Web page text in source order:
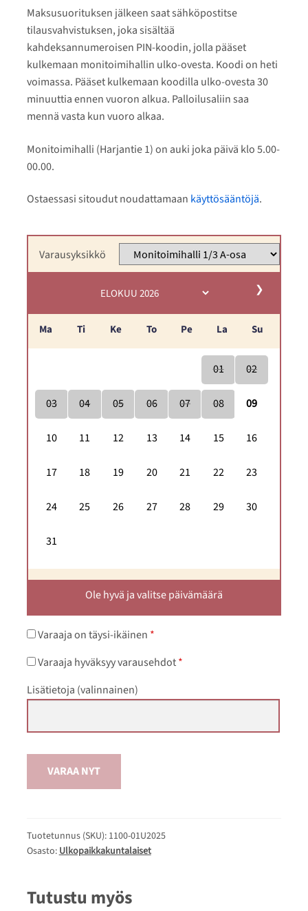
Maksusuorituksen jälkeen saat sähköpostitse
tilausvahvistuksen, joka sisältää
kahdeksannumeroisen PIN-koodin, jolla pääset
kulkemaan monitoimihallin ulko-ovesta. Koodi on heti
voimassa. Pääset kulkemaan koodilla ulko-ovesta 30
minuuttia ennen vuoron alkua. Palloilusaliin saa
mennä vasta kun vuoro alkaa.
Monitoimihalli (Harjantie 1) on auki joka päivä klo 5.00-
00.00.
Ostaessasi sitoudut noudattamaan käyttösääntöjä.
Varausyksikkö
❯
Ma Ti Ke To Pe La Su
01 02
03 04 05 06 07 08 09
10 11 12 13 14 15 16
17 18 19 20 21 22 23
24 25 26 27 28 29 30
31
Ole hyvä ja valitse päivämäärä
Varaaja on täysi-ikäinen *
Varaaja hyväksyy varausehdot*
Lisätietoja (valinnainen)
VARAA NYT
Tuotetunnus (SKU): 1100-01U2025
Osasto: Ulkopaikkakuntalaiset
Tutustu myös